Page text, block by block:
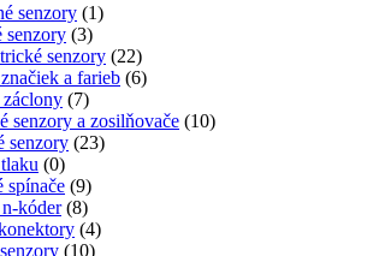
senzory (1)
senzory (3)
senzory (22)
a farieb (6)
záclony (7)
senzory a zosilňovače (10)
senzory (23)
(0)
spínače (9)
kóder (8)
(4)
(10)